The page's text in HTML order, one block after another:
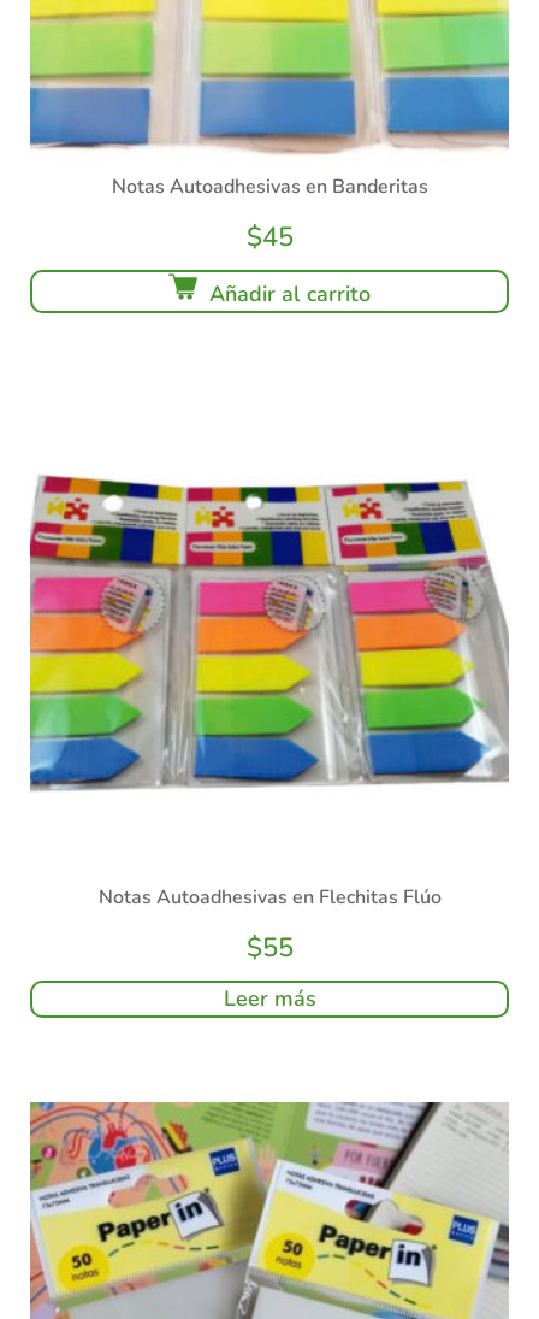
Notas Autoadhesivas en Banderitas
$45
Añadir al carrito
Notas Autoadhesivas en Flechitas Flúo
$55
Leer más